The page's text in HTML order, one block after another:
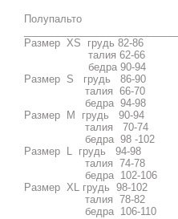
Полупальто
Размер XS грудь 82-86
талия 62-66
бедра 90-94
Размер S грудь 86-90
талия 66-70
бедра 94-98
Размер М грудь 90-94
талия 70-74
бедра 98 -102
Размер L грудь 94-98
талия 74-78
бедра 102-106
Размер XL грудь 98-102
талия 78-82
бедра 106-110